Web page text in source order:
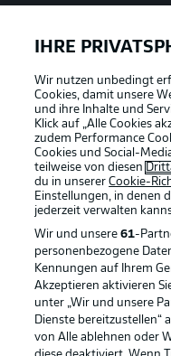
Offizielle Partner
IHRE
Wir nutzen unbedingt
Cookies, damit unsere
und ihre Inhalte und
Klick auf „Alle Cookies
zudem Performance
Cookies und Social-
teilweise von diesen
du in unsererCookie-
Einstellungen, in denen
jederzeit verwalten
Wir und unsere61-
personenbezogene
Kennungen auf Ihrem
Akzeptieren aktivieren
unter „Wir und unsere
Dienste bereitzustellen“
von Alle ablehnen oder